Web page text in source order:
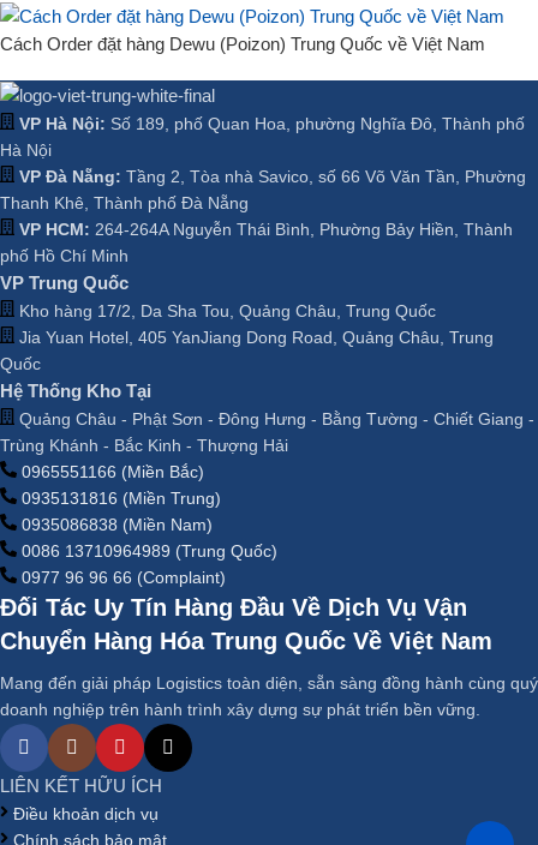
Cách Order đặt hàng Dewu (Poizon) Trung Quốc về Việt Nam
VP Hà Nội: Số 189, phố Quan Hoa, phường Nghĩa Đô, Thành phố
Hà Nội
VP Đà Nẵng: Tầng 2, Tòa nhà Savico, số 66 Võ Văn Tần, Phường
Thanh Khê, Thành phố Đà Nẵng
VP HCM: 264-264A Nguyễn Thái Bình, Phường Bảy Hiền, Thành
phố Hồ Chí Minh
VP Trung Quốc
Kho hàng 17/2, Da Sha Tou, Quảng Châu, Trung Quốc
Jia Yuan Hotel, 405 YanJiang Dong Road, Quảng Châu, Trung
Quốc
Hệ Thống Kho Tại
Quảng Châu - Phật Sơn - Đông Hưng - Bằng Tường - Chiết Giang -
Trùng Khánh - Bắc Kinh - Thượng Hải
0965551166 (Miền Bắc)
0935131816 (Miền Trung)
0935086838 (Miền Nam)
0086 13710964989 (Trung Quốc)
0977 96 96 66 (Complaint)
Đối Tác Uy Tín Hàng Đầu Về Dịch Vụ Vận
Chuyển Hàng Hóa Trung Quốc Về Việt Nam
Mang đến giải pháp Logistics toàn diện, sẵn sàng đồng hành cùng quý
doanh nghiệp trên hành trình xây dựng sự phát triển bền vững.
LIÊN KẾT HỮU ÍCH
Điều khoản dịch vụ
Chính sách bảo mật